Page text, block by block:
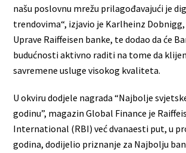
našu poslovnu mrežu prilagođavajući je
trendovima“, izjavio je Karlheinz
Uprave Raiffeisen banke, te dodao da će
budućnosti aktivno raditi na tome da
savremene usluge visokog kvaliteta.
U okviru dodjele nagrada “Najbolje
godinu”, magazin Global Finance je
International (RBI) već dvanaesti put, u
godina, dodijelio priznanje za Najbolju